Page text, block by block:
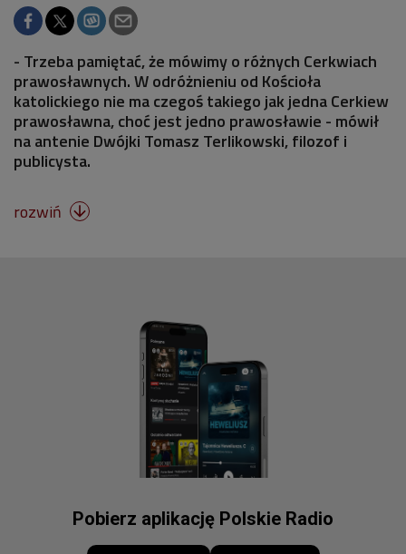
- Trzeba pamiętać, że mówimy o różnych Cerkwiach
prawosławnych. W odróżnieniu od Kościoła
katolickiego nie ma czegoś takiego jak jedna Cerkiew
prawosławna, choć jest jedno prawosławie - mówił
na antenie Dwójki Tomasz Terlikowski, filozof i
publicysta.
rozwiń 
Pobierz aplikację Polskie Radio